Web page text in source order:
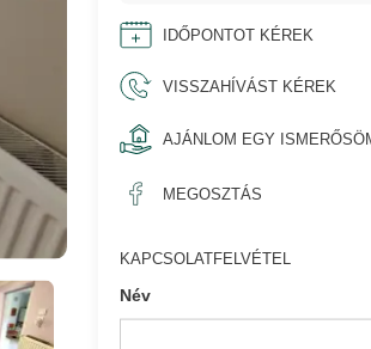
IDŐPONTOT KÉREK
VISSZAHÍVÁST KÉREK
AJÁNLOM EGY
MEGOSZTÁS
KAPCSOLATFELVÉTEL
Név